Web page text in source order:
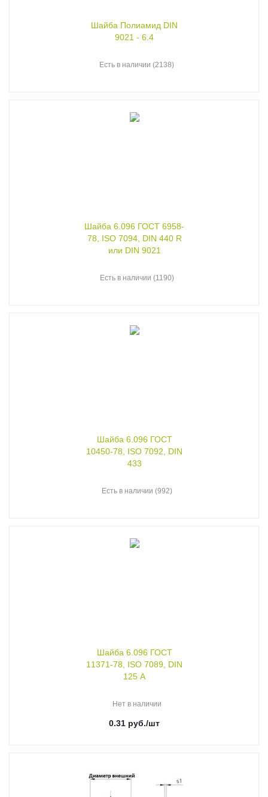
Шайба Полиамид DIN
9021 - 6.4
Есть в наличии (2138)
Шайба 6.096 ГОСТ 6958-
78, ISO 7094, DIN 440 R
или DIN 9021
Есть в наличии (1190)
Шайба 6.096 ГОСТ
10450-78, ISO 7092, DIN
433
Есть в наличии (992)
Шайба 6.096 ГОСТ
11371-78, ISO 7089, DIN
125 A
Нет в наличии
0.31 руб./шт